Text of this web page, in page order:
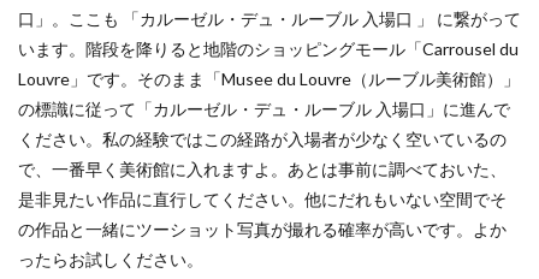
口」。ここも 「カルーゼル・デュ・ルーブル 入場口 」 に繋がって
います。階段を降りると地階のショッピングモール「Carrousel du
Louvre」です。そのまま「Musee du Louvre（ルーブル美術館）」
の標識に従って「カルーゼル・デュ・ルーブル 入場口」に進んで
ください。私の経験ではこの経路が入場者が少なく空いているの
で、一番早く美術館に入れますよ。あとは事前に調べておいた、
是非見たい作品に直行してください。他にだれもいない空間でそ
の作品と一緒にツーショット写真が撮れる確率が高いです。よか
ったらお試しください。